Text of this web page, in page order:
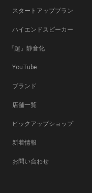
個人情報の安全対策
ュリティに万全の対策を
ご本人の照会
れる場合には、ご本人
令、その他規範を遵守す
お問い合せ
当グループの個人情報の
スタートアッププラン
ハイエンドスピーカー
『超』静音化
YouTube
ブランド
店舗一覧
ピックアップショップ
新着情報
お問い合わせ